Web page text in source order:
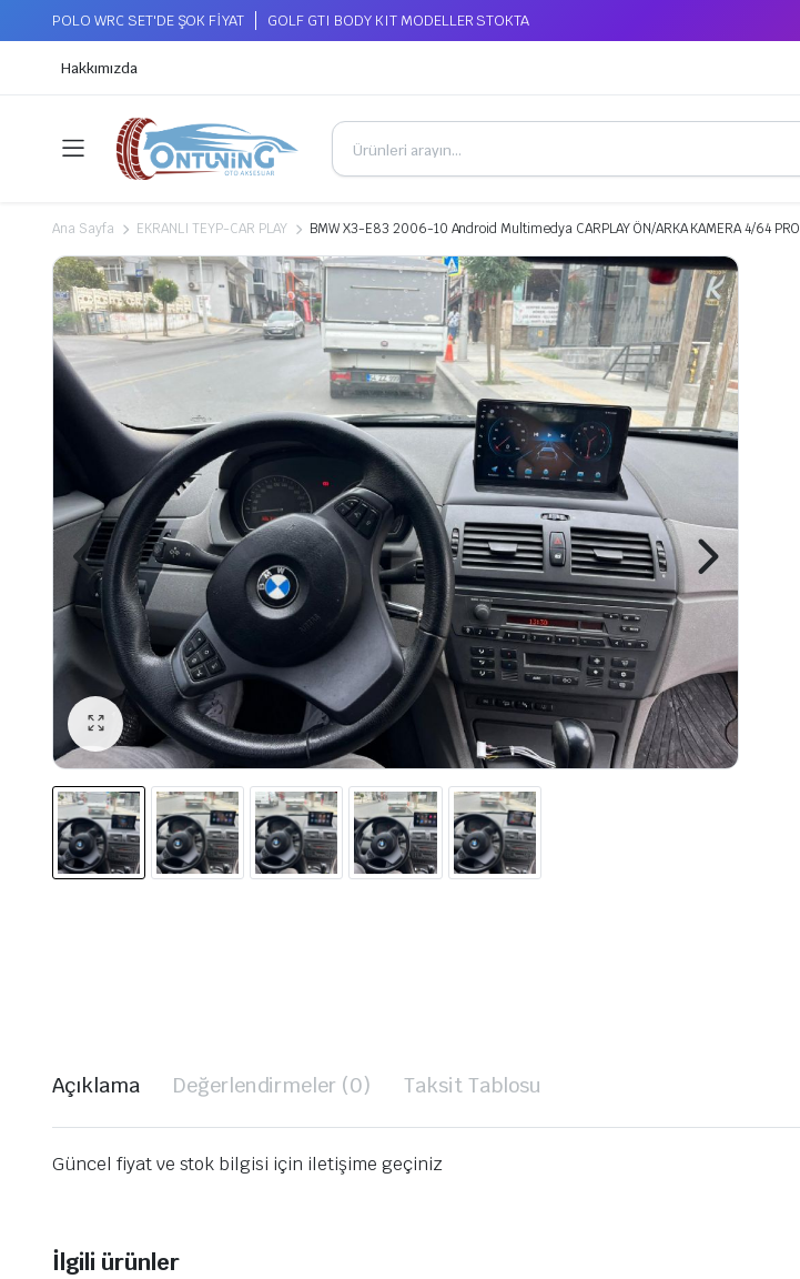
POLO WRC SET'DE ŞOK FİYAT GOLF GTI BODY KIT MODELLER STOKTA
Hakkımızda
Ana Sayfa EKRANLI TEYP-CAR PLAY BMW X3-E83 2006-10 Android Multimedya CARPLAY ÖN/ARKA KAMERA 4/64 PRO
Açıklama Değerlendirmeler (0) Taksit Tablosu
Güncel fiyat ve stok bilgisi için iletişime geçiniz
İlgili ürünler